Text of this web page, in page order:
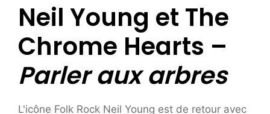
Neil Young et The
Chrome Hearts –
Parler aux arbres
L'icône Folk Rock Neil Young est de retour avec